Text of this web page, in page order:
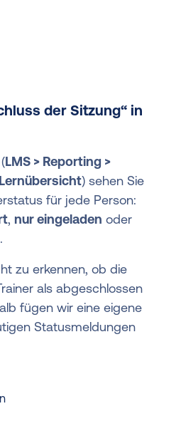
der Sitzung“ in
(LMS > Reporting >
) sehen Sie
für jede Person:
, nur eingeladen oder
.
zu erkennen, ob die
als abgeschlossen
fügen wir eine eigene
Statusmeldungen